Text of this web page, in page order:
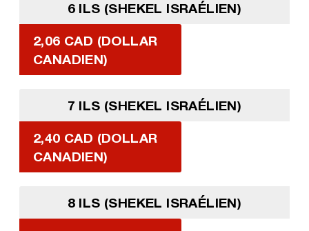
6 ILS (SHEKEL ISRAÉLIEN)
2,06 CAD (DOLLAR
CANADIEN)
7 ILS (SHEKEL ISRAÉLIEN)
2,40 CAD (DOLLAR
CANADIEN)
8 ILS (SHEKEL ISRAÉLIEN)